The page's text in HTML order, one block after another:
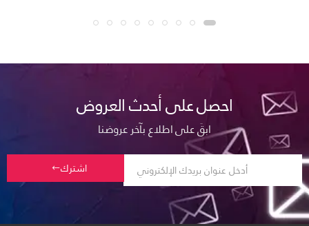
احصل على أحدث العروض
ابقَ على اطلاع بآخر عروضنا
اشترك